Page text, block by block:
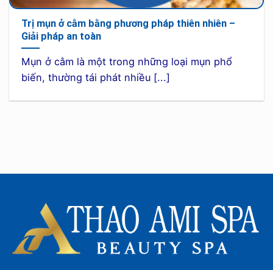
Trị mụn ở cằm bằng phương pháp thiên nhiên –
Giải pháp an toàn
Mụn ở cằm là một trong những loại mụn phổ
biến, thường tái phát nhiều [...]